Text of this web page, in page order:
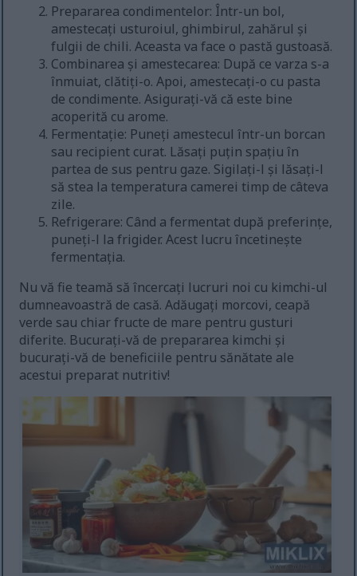
Prepararea condimentelor: Într-un bol,
amestecați usturoiul, ghimbirul, zahărul și
fulgii de chili. Aceasta va face o pastă gustoasă.
Combinarea și amestecarea: După ce varza s-a
înmuiat, clătiți-o. Apoi, amestecați-o cu pasta
de condimente. Asigurați-vă că este bine
acoperită cu arome.
Fermentație: Puneți amestecul într-un borcan
sau recipient curat. Lăsați puțin spațiu în
partea de sus pentru gaze. Sigilați-l și lăsați-l
să stea la temperatura camerei timp de câteva
zile.
Refrigerare: Când a fermentat după preferințe,
puneți-l la frigider. Acest lucru încetinește
fermentația.
Nu vă fie teamă să încercați lucruri noi cu kimchi-ul
dumneavoastră de casă. Adăugați morcovi, ceapă
verde sau chiar fructe de mare pentru gusturi
diferite. Bucurați-vă de prepararea kimchi și
bucurați-vă de beneficiile pentru sănătate ale
acestui preparat nutritiv!